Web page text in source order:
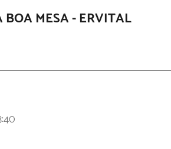
BOA MESA - ERVITAL